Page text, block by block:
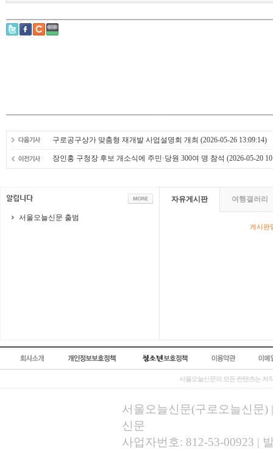
구로공구상가 맞춤형 재개발 사업설명회 개최 (2026-05-26 13:09:14)
장인홍 구청장 후보 개소식에 주민·당원 300여 명 참석 (2026-05-20
서울오늘신문 출범
자유게시판 여행갤러리
게시판
서울오늘신문의 모든 컨텐츠는 저
서울오늘신문(구로오늘신문)
신문
사업자번호: 812-53-00923 |